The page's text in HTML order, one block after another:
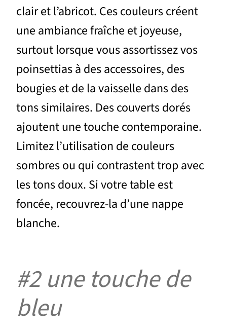
clair et l’abricot. Ces couleurs créent
une ambiance fraîche et joyeuse,
surtout lorsque vous assortissez vos
poinsettias à des accessoires, des
bougies et de la vaisselle dans des
tons similaires. Des couverts dorés
ajoutent une touche contemporaine.
Limitez l’utilisation de couleurs
sombres ou qui contrastent trop avec
les tons doux. Si votre table est
foncée, recouvrez-la d’une nappe
blanche.
#2 une touche de
bleu